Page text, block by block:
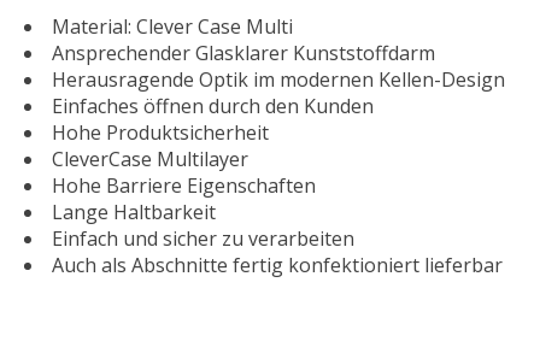
Material: Clever Case Multi
Ansprechender Glasklarer Kunststoffdarm
Herausragende Optik im modernen Kellen-Design
Einfaches öffnen durch den Kunden
Hohe Produktsicherheit
CleverCase Multilayer
Hohe Barriere Eigenschaften
Lange Haltbarkeit
Einfach und sicher zu verarbeiten
Auch als Abschnitte fertig konfektioniert lieferbar